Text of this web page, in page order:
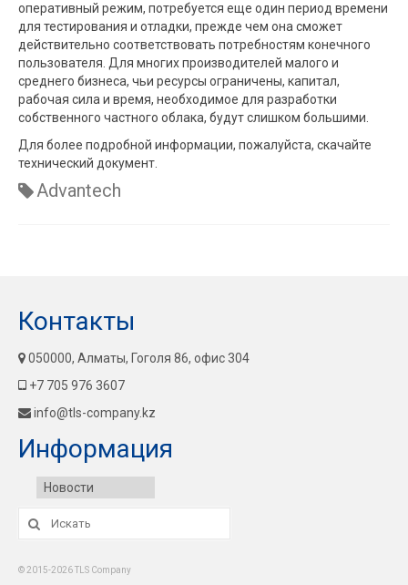
оперативный режим, потребуется еще один период времени
для тестирования и отладки, прежде чем она сможет
действительно соответствовать потребностям конечного
пользователя. Для многих производителей малого и
среднего бизнеса, чьи ресурсы ограничены, капитал,
рабочая сила и время, необходимое для разработки
собственного частного облака, будут слишком большими.
Для более подробной информации, пожалуйста, скачайте
технический документ.
Advantech
Контакты
050000, Алматы, Гоголя 86, офис 304
+7 705 976 3607
info@tls-company.kz
Информация
Новости
Искать:
© 2015-2026 TLS Company